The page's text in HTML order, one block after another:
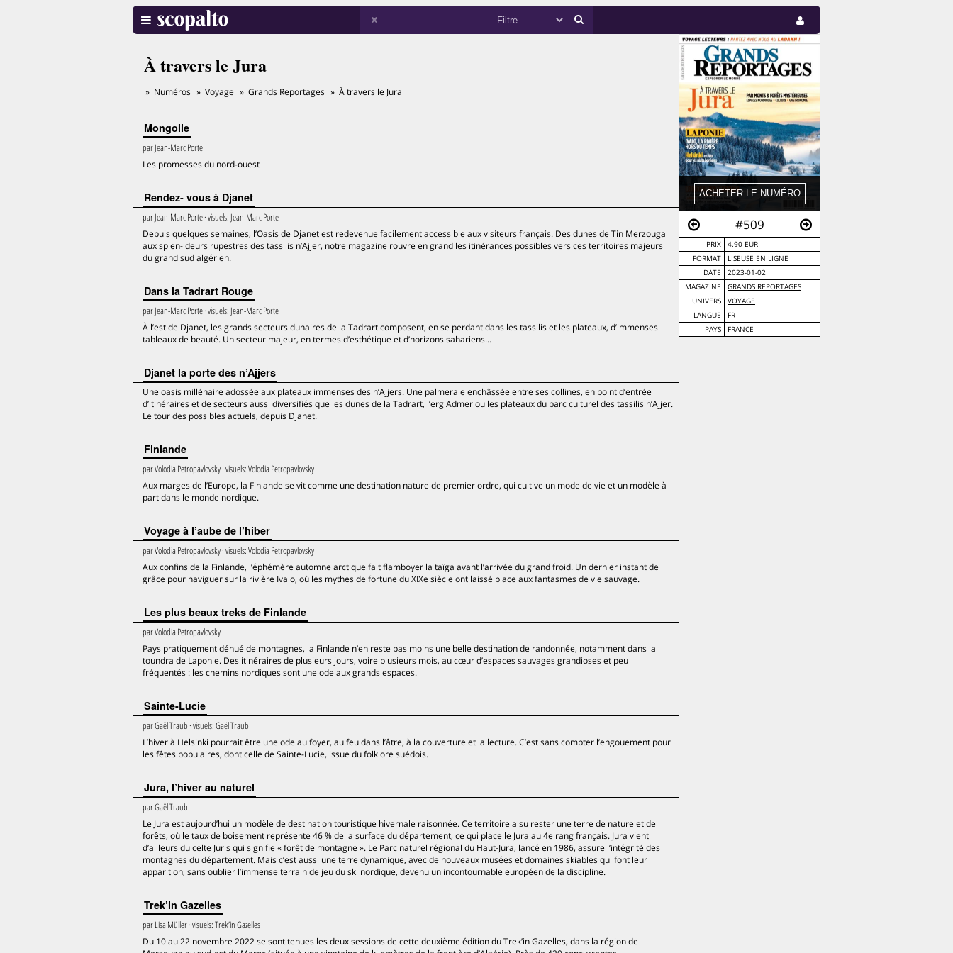
#509
PRIX
4.90 EUR
FORMAT
LISEUSE EN LIGNE
DATE
2023-01-02
MAGAZINE
GRANDS REPORTAGES
UNIVERS
VOYAGE
LANGUE
FR
PAYS
FRANCE
À travers le Jura
Numéros Voyage Grands Reportages À travers le Jura
Mongolie
parJean-Marc Porte
Les promesses du nord-ouest
Rendez- vous à Djanet
parJean-Marc Porte· visuels: Jean-Marc Porte
Depuis quelques semaines, l’Oasis de Djanet est redevenue facilement accessible aux visiteurs français. Des dunes de Tin Merzouga
aux splen- deurs rupestres des tassilis n’Ajjer, notre magazine rouvre en grand les itinérances possibles vers ces territoires majeurs
du grand sud algérien.
Dans la Tadrart Rouge
parJean-Marc Porte· visuels: Jean-Marc Porte
À l’est de Djanet, les grands secteurs dunaires de la Tadrart composent, en se perdant dans les tassilis et les plateaux, d’immenses
tableaux de beauté. Un secteur majeur, en termes d’esthétique et d’horizons sahariens...
Djanet la porte des n’Ajjers
Une oasis millénaire adossée aux plateaux immenses des n’Ajjers. Une palmeraie enchâssée entre ses collines, en point d’entrée
d’itinéraires et de secteurs aussi diversifiés que les dunes de la Tadrart, l’erg Admer ou les plateaux du parc culturel des tassilis n’Ajjer.
Le tour des possibles actuels, depuis Djanet.
Finlande
parVolodia Petropavlovsky· visuels:Volodia Petropavlovsky
Aux marges de l’Europe, la Finlande se vit comme une destination nature de premier ordre, qui cultive un mode de vie et un modèle à
part dans le monde nordique.
Voyage à l’aube de l’hiber
parVolodia Petropavlovsky· visuels:Volodia Petropavlovsky
Aux confins de la Finlande, l’éphémère automne arctique fait flamboyer la taïga avant l’arrivée du grand froid. Un dernier instant de
grâce pour naviguer sur la rivière Ivalo, où les mythes de fortune du XIXe siècle ont laissé place aux fantasmes de vie sauvage.
Les plus beaux treks de Finlande
parVolodia Petropavlovsky
Pays pratiquement dénué de montagnes, la Finlande n’en reste pas moins une belle destination de randonnée, notamment dans la
toundra de Laponie. Des itinéraires de plusieurs jours, voire plusieurs mois, au cœur d’espaces sauvages grandioses et peu
fréquentés : les chemins nordiques sont une ode aux grands espaces.
Sainte-Lucie
parGaël Traub · visuels:Gaël Traub
L’hiver à Helsinki pourrait être une ode au foyer, au feu dans l’âtre, à la couverture et la lecture. C’est sans compter l’engouement pour
les fêtes populaires, dont celle de Sainte-Lucie, issue du folklore suédois.
Jura, l’hiver au naturel
parGaël Traub
Le Jura est aujourd’hui un modèle de destination touristique hivernale raisonnée. Ce territoire a su rester une terre de nature et de
forêts, où le taux de boisement représente 46 % de la surface du département, ce qui place le Jura au 4e rang français. Jura vient
d’ailleurs du celte Juris qui signifie « forêt de montagne ». Le Parc naturel régional du Haut-Jura, lancé en 1986, assure l’intégrité des
montagnes du département. Mais c’est aussi une terre dynamique, avec de nouveaux musées et domaines skiables qui font leur
apparition, sans oublier l’immense terrain de jeu du ski nordique, devenu un incontournable européen de la discipline.
Trek’in Gazelles
parLisa Müller· visuels:Trek’in Gazelles
Du 10 au 22 novembre 2022 se sont tenues les deux sessions de cette deuxième édition du Trek’in Gazelles, dans la région de